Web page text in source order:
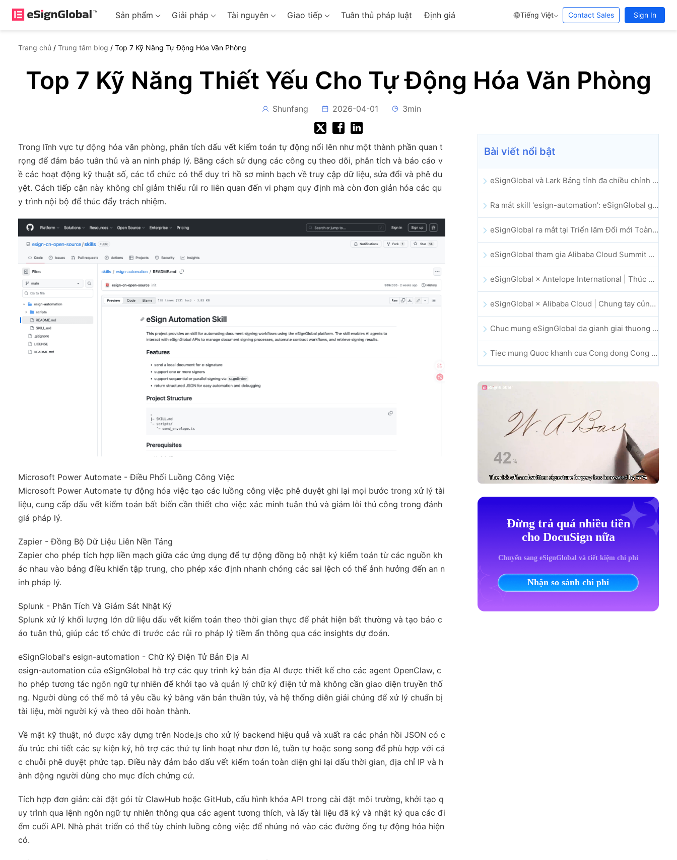
Sản phẩm Giải pháp Tài nguyên Giao tiếp Tuân thủ pháp luật Định giá Tiếng Việt Contact Sales Sign In
Trang chủ / Trung tâm blog / Top 7 Kỹ Năng Tự Động Hóa Văn Phòng
Top 7 Kỹ Năng Thiết Yếu Cho Tự Động Hóa Văn Phòng
Shunfang 2026-04-01 3min
Trong lĩnh vực tự động hóa văn phòng, phân tích dấu vết kiểm toán tự động nổi lên như một thành phần quan t
rọng để đảm bảo tuân thủ và an ninh pháp lý. Bằng cách sử dụng các công cụ theo dõi, phân tích và báo cáo v
ề các hoạt động kỹ thuật số, các tổ chức có thể duy trì hồ sơ minh bạch về truy cập dữ liệu, sửa đổi và phê du
yệt. Cách tiếp cận này không chỉ giảm thiểu rủi ro liên quan đến vi phạm quy định mà còn đơn giản hóa các qu
y trình nội bộ để thúc đẩy trách nhiệm.
Microsoft Power Automate - Điều Phối Luồng Công Việc
Microsoft Power Automate tự động hóa việc tạo các luồng công việc phê duyệt ghi lại mọi bước trong xử lý tài
liệu, cung cấp dấu vết kiểm toán bất biến cần thiết cho việc xác minh tuân thủ và giảm lỗi thủ công trong đánh
giá pháp lý.
Zapier - Đồng Bộ Dữ Liệu Liên Nền Tảng
Zapier cho phép tích hợp liền mạch giữa các ứng dụng để tự động đồng bộ nhật ký kiểm toán từ các nguồn kh
ác nhau vào bảng điều khiển tập trung, cho phép xác định nhanh chóng các sai lệch có thể ảnh hưởng đến an n
inh pháp lý.
Splunk - Phân Tích Và Giám Sát Nhật Ký
Splunk xử lý khối lượng lớn dữ liệu dấu vết kiểm toán theo thời gian thực để phát hiện bất thường và tạo báo c
áo tuân thủ, giúp các tổ chức đi trước các rủi ro pháp lý tiềm ẩn thông qua các insights dự đoán.
eSignGlobal's esign-automation - Chữ Ký Điện Tử Bản Địa AI
esign-automation của eSignGlobal hỗ trợ các quy trình ký bản địa AI được thiết kế cho các agent OpenClaw, c
ho phép tương tác ngôn ngữ tự nhiên để khởi tạo và quản lý chữ ký điện tử mà không cần giao diện truyền thố
ng. Người dùng có thể mô tả yêu cầu ký bằng văn bản thuần túy, và hệ thống diễn giải chúng để xử lý chuẩn bị
tài liệu, mời người ký và theo dõi hoàn thành.
Về mặt kỹ thuật, nó được xây dựng trên Node.js cho xử lý backend hiệu quả và xuất ra các phản hồi JSON có c
ấu trúc chi tiết các sự kiện ký, hỗ trợ các thứ tự linh hoạt như đơn lẻ, tuần tự hoặc song song để phù hợp với cá
c chuỗi phê duyệt phức tạp. Điều này đảm bảo dấu vết kiểm toán toàn diện ghi lại dấu thời gian, địa chỉ IP và h
ành động người dùng cho mục đích chứng cứ.
Tích hợp đơn giản: cài đặt gói từ ClawHub hoặc GitHub, cấu hình khóa API trong cài đặt môi trường, khởi tạo q
uy trình qua lệnh ngôn ngữ tự nhiên thông qua các agent tương thích, và lấy tài liệu đã ký và nhật ký qua các đi
ểm cuối API. Nhà phát triển có thể tùy chỉnh luồng công việc để nhúng nó vào các đường ống tự động hóa hiện
có.
Bài viết nổi bật
eSignGlobal và Lark Bảng tính đa chiều chính thức ra mắt: Tự động hóa toàn bộ quy trình ký kết và lưu trữ hợp đồng điện tử
Ra mắt skill 'esign-automation': eSignGlobal giúp OpenClaw triển khai chữ ký điện tử tự động
eSignGlobal ra mắt tại Triển lãm Đổi mới Toàn cầu GIS 2025
eSignGlobal tham gia Alibaba Cloud Summit 2025 tại Hong Kong, thúc đẩy đổi mới đám mây do AI dẫn dắt và niềm tin số
eSignGlobal × Antelope International | Thúc đẩy quy trình làm việc số an toàn và vận hành bởi AI
eSignGlobal × Alibaba Cloud | Chung tay củng cố niềm tin số toàn cầu cho lĩnh vực fintech
Chuc mung eSignGlobal da gianh giai thuong CAHK STAR Award 2025
Tiec mung Quoc khanh cua Cong dong Cong nghe va Doi moi sang tao Hong Kong
Đừng trả quá nhiều tiền
cho DocuSign nữa
Chuyển sang eSignGlobal và tiết kiệm chi phí
Nhận so sánh chi phí